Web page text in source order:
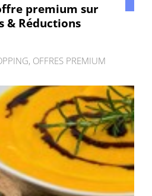
premium sur
& Réductions
, OFFRES PREMIUM